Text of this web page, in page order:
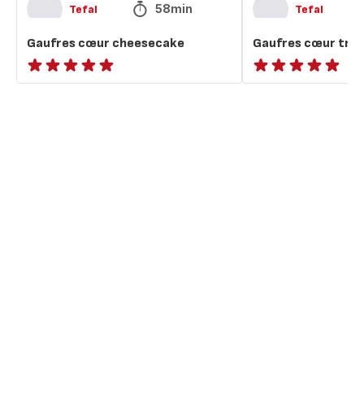
Tefal 58min
Gaufres cœur cheesecake
ratings.NaN
Tefal
Gaufres cœur
ratings.NaN